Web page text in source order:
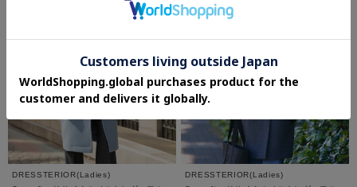
DRESSTERIOR(Ladies)
DRESSTERIOR(Ladies)